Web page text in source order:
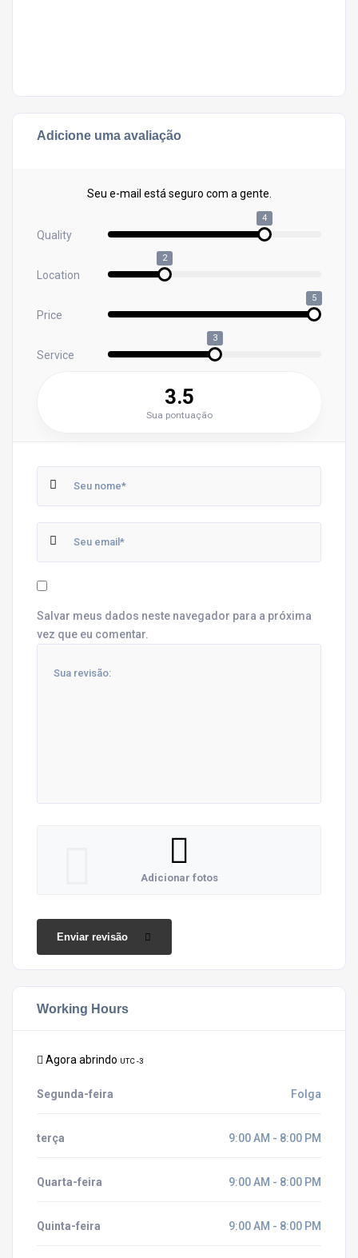
Adicione uma avaliação
Seu e-mail está seguro com a gente.
Quality
4
Location
2
Price
5
Service
3
3.5
Sua pontuação
Salvar meus dados neste navegador para a próxima
vez que eu comentar.
Adicionar fotos
Enviar revisão
Working Hours
Agora abrindo UTC -3
Segunda-feira Folga
terça 9:00 AM - 8:00 PM
Quarta-feira 9:00 AM - 8:00 PM
Quinta-feira 9:00 AM - 8:00 PM